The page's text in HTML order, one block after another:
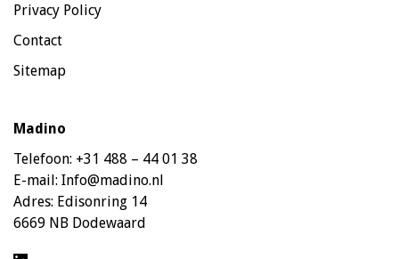
Privacy Policy
Contact
Sitemap
Madino
Telefoon: +31 488 – 44 01 38
E-mail: Info@madino.nl
Adres: Edisonring 14
6669 NB Dodewaard